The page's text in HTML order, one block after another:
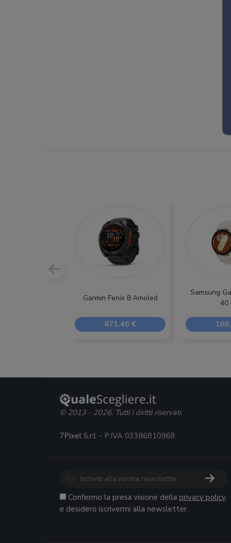
Garmin Fenix 8 Amoled
871,46 €
Samsung
40
© 2013 - 2026. Tutti i diritti riservati.
7Pixel S.r.l. - P.IVA 03386810968
Confermo la presa visione della privacy policy
e desidero iscrivermi alla newsletter